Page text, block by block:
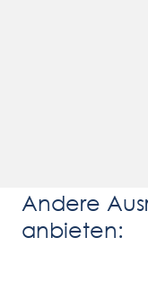
Andere
anbieten: